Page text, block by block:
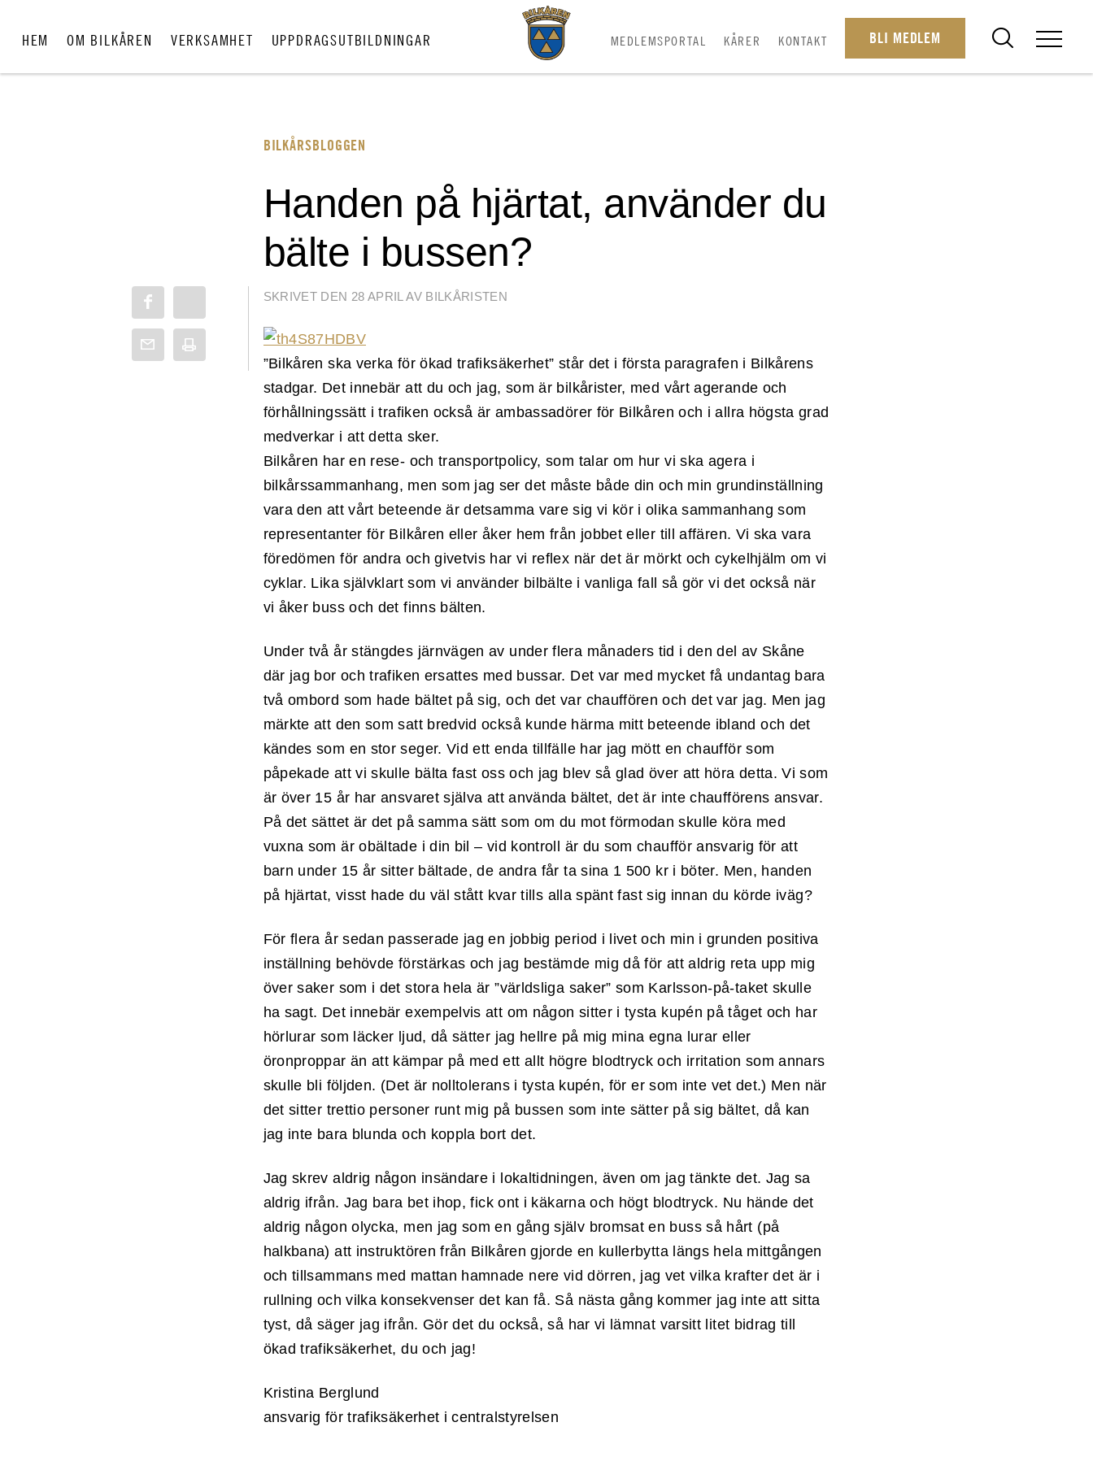
HEM OM BILKÅREN VERKSAMHET UPPDRAGSUTBILDNINGAR MEDLEMSPORTAL KÅRER KONTAKT BLI MEDLEM
BILKÅRSBLOGGEN
Handen på hjärtat, använder du
bälte i bussen?
SKRIVET DEN 28 APRIL AV BILKÅRISTEN
”Bilkåren ska verka för ökad trafiksäkerhet” står det i första paragrafen i Bilkårens
stadgar. Det innebär att du och jag, som är bilkårister, med vårt agerande och
förhållningssätt i trafiken också är ambassadörer för Bilkåren och i allra högsta grad
medverkar i att detta sker.
Bilkåren har en rese- och transportpolicy, som talar om hur vi ska agera i
bilkårssammanhang, men som jag ser det måste både din och min grundinställning
vara den att vårt beteende är detsamma vare sig vi kör i olika sammanhang som
representanter för Bilkåren eller åker hem från jobbet eller till affären. Vi ska vara
föredömen för andra och givetvis har vi reflex när det är mörkt och cykelhjälm om vi
cyklar. Lika självklart som vi använder bilbälte i vanliga fall så gör vi det också när
vi åker buss och det finns bälten.
Under två år stängdes järnvägen av under flera månaders tid i den del av Skåne
där jag bor och trafiken ersattes med bussar. Det var med mycket få undantag bara
två ombord som hade bältet på sig, och det var chauffören och det var jag. Men jag
märkte att den som satt bredvid också kunde härma mitt beteende ibland och det
kändes som en stor seger. Vid ett enda tillfälle har jag mött en chaufför som
påpekade att vi skulle bälta fast oss och jag blev så glad över att höra detta. Vi som
är över 15 år har ansvaret själva att använda bältet, det är inte chaufförens ansvar.
På det sättet är det på samma sätt som om du mot förmodan skulle köra med
vuxna som är obältade i din bil – vid kontroll är du som chaufför ansvarig för att
barn under 15 år sitter bältade, de andra får ta sina 1 500 kr i böter. Men, handen
på hjärtat, visst hade du väl stått kvar tills alla spänt fast sig innan du körde iväg?
För flera år sedan passerade jag en jobbig period i livet och min i grunden positiva
inställning behövde förstärkas och jag bestämde mig då för att aldrig reta upp mig
över saker som i det stora hela är ”världsliga saker” som Karlsson-på-taket skulle
ha sagt. Det innebär exempelvis att om någon sitter i tysta kupén på tåget och har
hörlurar som läcker ljud, då sätter jag hellre på mig mina egna lurar eller
öronproppar än att kämpar på med ett allt högre blodtryck och irritation som annars
skulle bli följden. (Det är nolltolerans i tysta kupén, för er som inte vet det.) Men när
det sitter trettio personer runt mig på bussen som inte sätter på sig bältet, då kan
jag inte bara blunda och koppla bort det.
Jag skrev aldrig någon insändare i lokaltidningen, även om jag tänkte det. Jag sa
aldrig ifrån. Jag bara bet ihop, fick ont i käkarna och högt blodtryck. Nu hände det
aldrig någon olycka, men jag som en gång själv bromsat en buss så hårt (på
halkbana) att instruktören från Bilkåren gjorde en kullerbytta längs hela mittgången
och tillsammans med mattan hamnade nere vid dörren, jag vet vilka krafter det är i
rullning och vilka konsekvenser det kan få. Så nästa gång kommer jag inte att sitta
tyst, då säger jag ifrån. Gör det du också, så har vi lämnat varsitt litet bidrag till
ökad trafiksäkerhet, du och jag!
Kristina Berglund
ansvarig för trafiksäkerhet i centralstyrelsen